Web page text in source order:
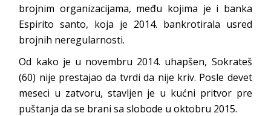
brojnim organizacijama, među kojima je i banka
Espirito santo, koja je 2014. bankrotirala usred
brojnih neregularnosti.
Od kako je u novembru 2014. uhapšen, Sokrateš
(60) nije prestajao da tvrdi da nije kriv. Posle devet
meseci u zatvoru, stavljen je u kućni pritvor pre
puštanja da se brani sa slobode u oktobru 2015.